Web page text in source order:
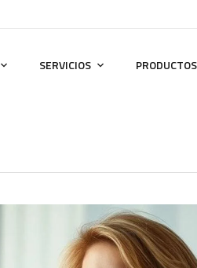
SERVICIOS PRODUCTOS